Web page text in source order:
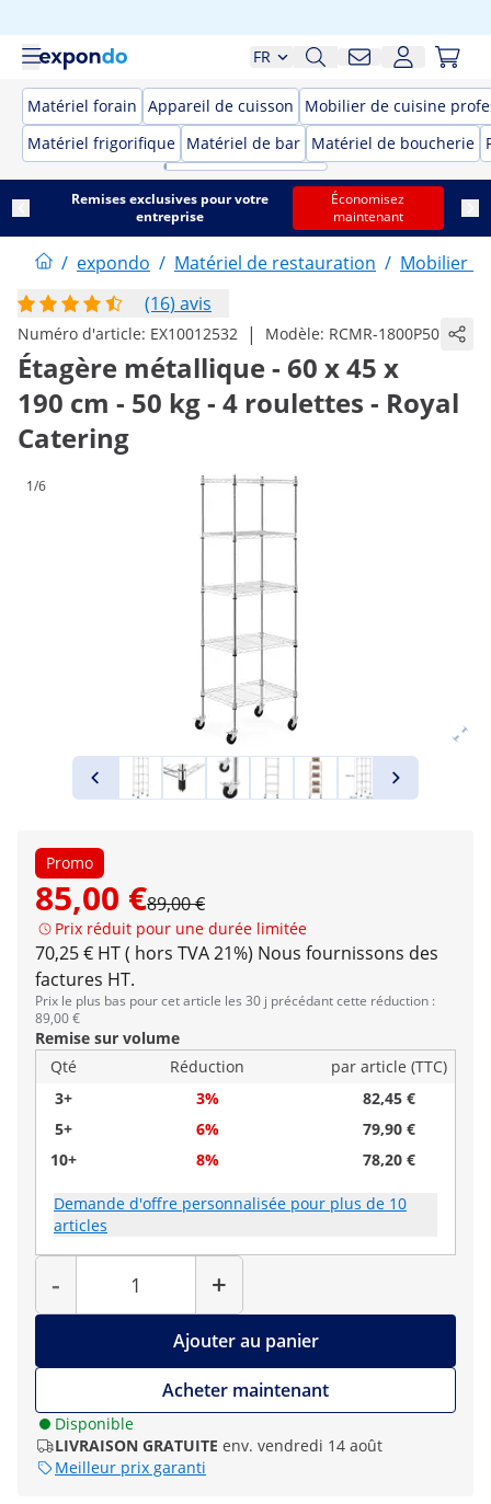
FR
Matériel forain Appareil de cuisson
Mobilier de cuisine
Matériel frigorifique Matériel de bar Matériel de boucherie
Remises exclusives pour votre
entreprise
Économisez
maintenant
/ expondo / Matériel de restauration / Mobilier
(16) avis
Numéro d'article: EX10012532 | Modèle: RCMR-1800P50
Étagère métallique - 60 x 45 x
190 cm - 50 kg - 4 roulettes - Royal
Catering
1/6
Promo
85,00 €89,00 €
Prix réduit pour une durée limitée
70,25 € HT ( hors TVA 21%) Nous fournissons des
factures HT.
Prix le plus bas pour cet article les 30 j précédant cette réduction :
89,00 €
Remise sur volume
Qté
Réduction
par article (TTC)
3+
3%
82,45 €
5+
6%
79,90 €
10+
8% 78,20 €
Demande d'offre personnalisée pour plus de 10
articles
-
Quantité
+
Ajouter au panier
Acheter maintenant
Disponible
LIVRAISON GRATUITE env. vendredi 14 août
Meilleur prix garanti